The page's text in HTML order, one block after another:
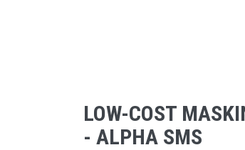
LOW-COST
- ALPHA SMS